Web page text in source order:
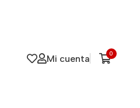
Mi cuenta 0